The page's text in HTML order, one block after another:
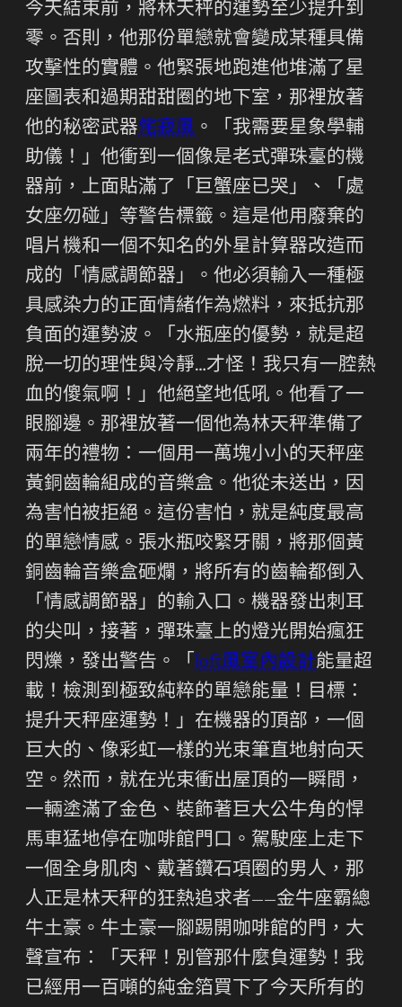
今天結束前，將林天秤的運勢至少提升到
零。否則，他那份單戀就會變成某種具備
攻擊性的實體。他緊張地跑進他堆滿了星
座圖表和過期甜甜圈的地下室，那裡放著
他的秘密武器侘寂風 。「我需要星象學輔
助儀！」他衝到一個像是老式彈珠臺的機
器前，上面貼滿了「巨蟹座已哭」、「處
女座勿碰」等警告標籤。這是他用廢棄的
唱片機和一個不知名的外星計算器改造而
成的「情感調節器」。他必須輸入一種極
具感染力的正面情緒作為燃料，來抵抗那
負面的運勢波。「水瓶座的優勢，就是超
脫一切的理性與冷靜…才怪！我只有一腔熱
血的傻氣啊！」他絕望地低吼。他看了一
眼腳邊。那裡放著一個他為林天秤準備了
兩年的禮物：一個用一萬塊小小的天秤座
黃銅齒輪組成的音樂盒。他從未送出，因
為害怕被拒絕。這份害怕，就是純度最高
的單戀情感。張水瓶咬緊牙關，將那個黃
銅齒輪音樂盒砸爛，將所有的齒輪都倒入
「情感調節器」的輸入口。機器發出刺耳
的尖叫，接著，彈珠臺上的燈光開始瘋狂
閃爍，發出警告。「 loft風室內設計能量超
載！檢測到極致純粹的單戀能量！目標：
提升天秤座運勢！」在機器的頂部，一個
巨大的、像彩虹一樣的光束筆直地射向天
空。然而，就在光束衝出屋頂的一瞬間，
一輛塗滿了金色、裝飾著巨大公牛角的悍
馬車猛地停在咖啡館門口。駕駛座上走下
一個全身肌肉、戴著鑽石項圈的男人，那
人正是林天秤的狂熱追求者——金牛座霸總
牛土豪。牛土豪一腳踢開咖啡館的門，大
聲宣布：「天秤！別管那什麼負運勢！我
已經用一百噸的純金箔買下了今天所有的